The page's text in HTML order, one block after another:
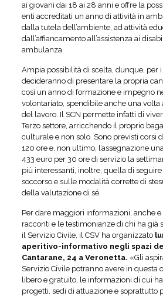
ai giovani dai 18 ai 28 anni e offre la
enti accreditati un anno di attività in
dalla tutela dell’ambiente, ad attività
dall’affiancamento all’assistenza ai
ambulanza.
Ampia possibilità di scelta, dunque, per
decideranno di presentare la propria
così un anno di formazione e impegno
volontariato, spendibile anche una
del lavoro. Il SCN permette infatti di
Terzo settore, arricchendo il proprio
culturale e non solo. Sono previsti corsi
120 ore e, non ultimo, l’assegnazione
433 euro per 30 ore di servizio la
più interessanti, inoltre, quella di
soccorso e sulle modalità corrette di
della valutazione di sé.
Per dare maggiori informazioni, anche
racconti e le testimonianze di chi ha già
il Servizio Civile, il CSV ha organizzato
aperitivo-informativo negli spazi
Cantarane, 24 a Veronetta. «Gli
Servizio Civile potranno avere in questa
libero e gratuito, le informazioni di cui
progetti, sedi di attuazione e soprattutto